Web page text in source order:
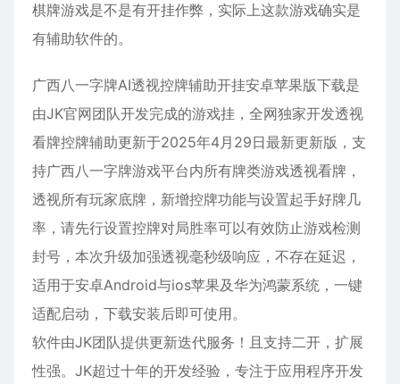
棋牌游戏是不是有开挂作弊，实际上这款游戏确实是
有辅助软件的。
广西八一字牌AI透视控牌辅助开挂安卓苹果版下载是
由JK官网团队开发完成的游戏挂，全网独家开发透视
看牌控牌辅助更新于2025年4月29日最新更新版，支
持广西八一字牌游戏平台内所有牌类游戏透视看牌，
透视所有玩家底牌，新增控牌功能与设置起手好牌几
率，请先行设置控牌对局胜率可以有效防止游戏检测
封号，本次升级加强透视毫秒级响应，不存在延迟，
适用于安卓Android与ios苹果及华为鸿蒙系统，一键
适配启动，下载安装后即可使用。
软件由JK团队提供更新迭代服务！且支持二开，扩展
性强。JK超过十年的开发经验，专注于应用程序开发